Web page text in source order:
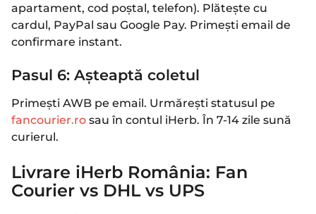
apartament, cod poștal, telefon). Plătește cu
cardul, PayPal sau Google Pay. Primești email de
confirmare instant.
Pasul 6: Așteaptă coletul
Primești AWB pe email. Urmărești statusul pe
fancourier.ro sau în contul iHerb. În 7-14 zile sună
curierul.
Livrare iHerb România: Fan
Courier vs DHL vs UPS